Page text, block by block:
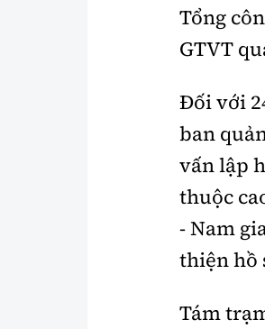
Tổng
GTVT
Đối với
ban
vấn lập
thuộc
- Nam
thiện hồ
Tám